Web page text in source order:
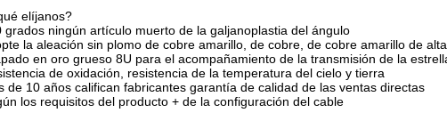
elíjanos?
grados ningún artículo muerto de la galjanoplastia del ángulo
la aleación sin plomo de cobre amarillo, de cobre, de cobre amarillo de
en oro grueso 8U para el acompañamiento de la transmisión de la
de oxidación, resistencia de la temperatura del cielo y tierra
de 10 años califican fabricantes garantía de calidad de las ventas directas
los requisitos del producto + de la configuración del cable